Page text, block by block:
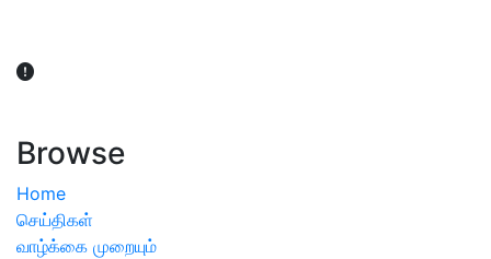
Browse
Home
செய்திகள்
வாழ்க்கை முறையும்